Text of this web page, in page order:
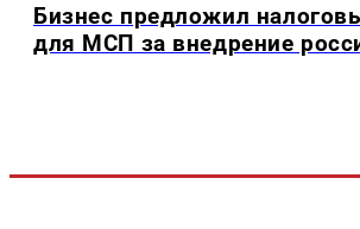
Бизнес предложил
для МСП за внедрение